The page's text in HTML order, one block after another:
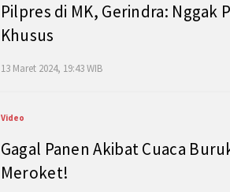
Pilpres di MK, Gerindra: Nggak
Khusus
13 Maret 2024, 19:43 WIB
Video
Gagal Panen Akibat Cuaca
Meroket!